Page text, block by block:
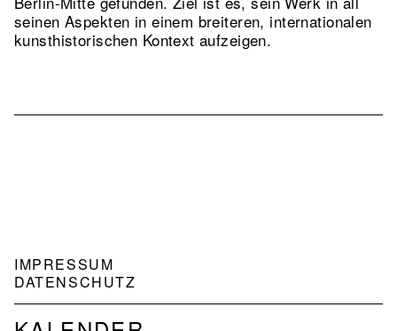
seinen Aspekten in einem breiteren, internationalen
kunsthistorischen Kontext aufzeigen.
NAVIGATION
FOOTER
IMPRESSUM
DATENSCHUTZ